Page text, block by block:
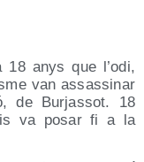
18 anys que l’odi,
van assas­si­nar
de Bur­jas­sot. 18
va posar fi a la